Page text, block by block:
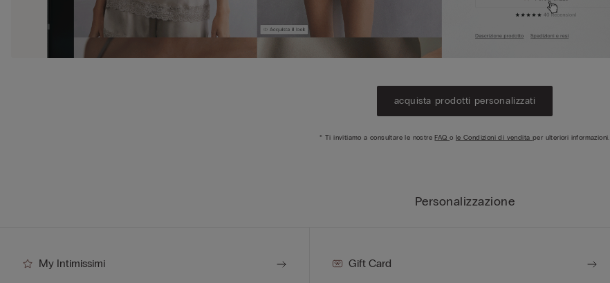
Personalizzazione
acquista prodotti personalizzati
* Ti invitiamo a consultare le nostreFAQo le Condizioni di vendita per ulteriori informazioni.
My Intimissimi Gift Card